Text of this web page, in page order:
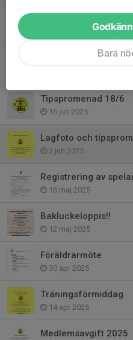
Ungdomens dag 27/9
Nu drar vi igång igen
Tipspromenad 18/6
16 jun 2025
Lagfoto och
3 jun 2025
Registrering av
16 maj 2025
Bakluckeloppis!!
12 maj 2025
Föräldrarmöte
30 apr 2025
Träningsförmiddag
14 apr 2025
Medlemsavgift 2025
Bara